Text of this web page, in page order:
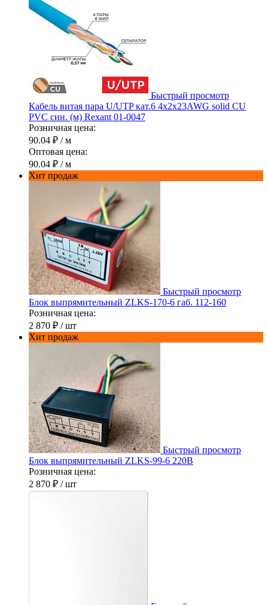
Быстрый просмотр
Кабель витая пара U/UTP кат.6 4х2х23AWG solid CU
PVC син. (м) Rexant 01-0047
Розничная цена:
90.04 ₽ / м
Оптовая цена:
90.04 ₽ / м
Хит продаж
Быстрый просмотр
Блок выпрямительный ZLKS-170-6 габ. 112-160
Розничная цена:
2 870 ₽ / шт
Хит продаж
Быстрый просмотр
Блок выпрямительный ZLKS-99-6 220В
Розничная цена:
2 870 ₽ / шт